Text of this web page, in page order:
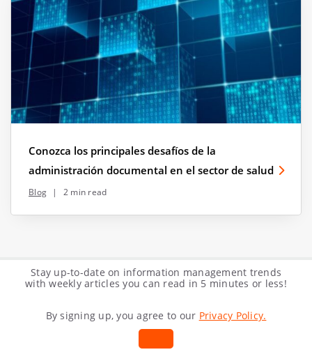
Conozca los principales desafíos de la
administración documental en el sector de salud
Blog | 2 min read
Stay up-to-date on information management trends
with weekly articles you can read in 5 minutes or less!
By signing up, you agree to our Privacy Policy.